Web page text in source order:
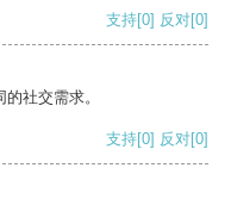
支持[0] 反对[0]
社交需求。
支持[0] 反对[0]